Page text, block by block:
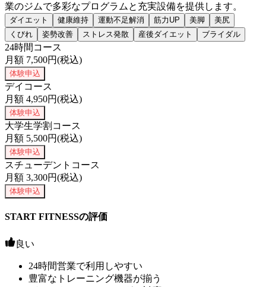
業のジムで多彩なプログラムと充実設備を提供します。
ダイエット 健康維持 運動不足解消 筋力UP 美脚
美尻
くびれ
姿勢改善 ストレス発散 産後ダイエット ブライダル
24時間コース
月額 7,500円(税込)
体験申込
デイコース
月額 4,950円(税込)
体験申込
大学生学割コース
月額 5,500円(税込)
体験申込
スチューデントコース
月額 3,300円(税込)
体験申込
START FITNESSの評価
良い
24時間営業で利用しやすい
豊富なトレーニング機器が揃う